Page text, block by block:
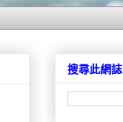
搜尋此網誌